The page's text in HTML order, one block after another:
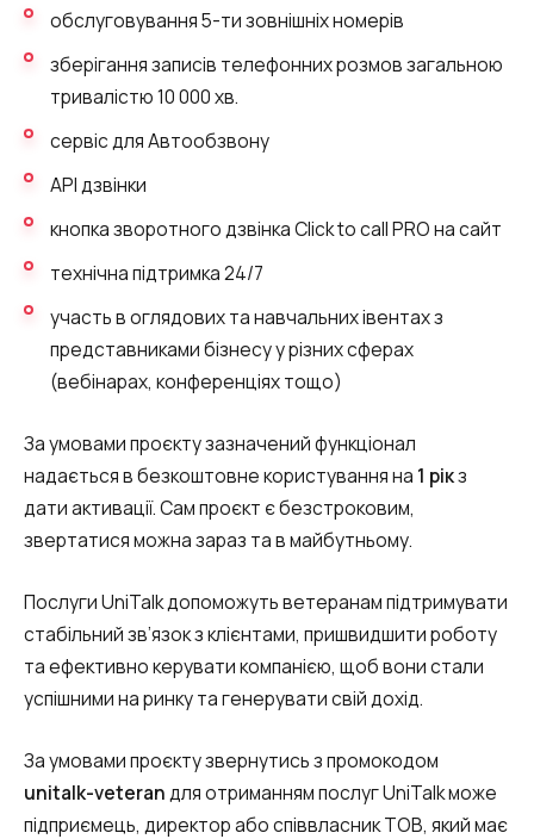
Viber-розсилки
обслуговування 5-ти зовнішніх номерів
зберігання записів телефонних розмов загальною
тривалістю 10 000 хв.
сервіс для Автообзвону
API дзвінки
кнопка зворотного дзвінка Click to call PRO на сайт
технічна підтримка 24/7
участь в оглядових та навчальних івентах з
представниками бізнесу у різних сферах
(вебінарах, конференціях тощо)
За умовами проєкту зазначений функціонал
надається в безкоштовне користування на 1 рікз
дати активації. Сам проєкт є безстроковим,
звертатися можна зараз та в майбутньому.
Послуги UniTalk допоможуть ветеранам підтримувати
стабільний зв’язок з клієнтами, пришвидшити роботу
та ефективно керувати компанією, щоб вони стали
успішними на ринку та генерувати свій дохід.
За умовами проєкту звернутись з промокодом
unitalk-veteranдля отриманням послуг UniTalk може
підприємець, директор або співвласник ТОВ, який має